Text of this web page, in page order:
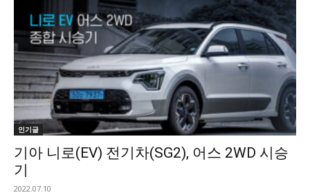
인기글
기아 니로(EV) 전기차(SG2), 어스 2WD 시승
기
2022.07.10